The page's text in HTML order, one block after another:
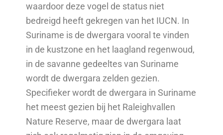
waardoor deze vogel de status niet
bedreigd heeft gekregen van het IUCN. In
Suriname is de dwergara vooral te vinden
in de kustzone en het laagland regenwoud,
in de savanne gedeeltes van Suriname
wordt de dwergara zelden gezien.
Specifieker wordt de dwergara in Suriname
het meest gezien bij het Raleighvallen
Nature Reserve, maar de dwergara laat